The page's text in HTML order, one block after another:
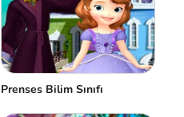
Prenses Bilim Sınıfı